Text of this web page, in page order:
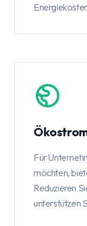
Für
möchten,
Reduzieren
unterstützen